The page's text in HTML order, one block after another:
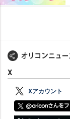
X
Xアカウント